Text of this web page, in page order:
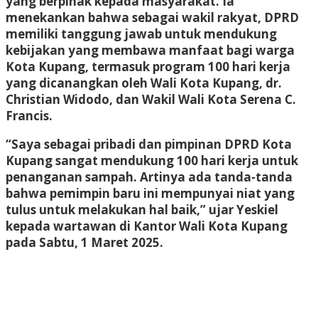
menekankan bahwa sebagai wakil rakyat, DPRD
memiliki tanggung jawab untuk mendukung
kebijakan yang membawa manfaat bagi warga
Kota Kupang, termasuk program 100 hari kerja
yang dicanangkan oleh Wali Kota Kupang, dr.
Christian Widodo, dan Wakil Wali Kota Serena C.
Francis.
“Saya sebagai pribadi dan pimpinan DPRD Kota
Kupang sangat mendukung 100 hari kerja untuk
penanganan sampah. Artinya ada tanda-tanda
bahwa pemimpin baru ini mempunyai niat yang
tulus untuk melakukan hal baik,” ujar Yeskiel
kepada wartawan di Kantor Wali Kota Kupang
pada Sabtu, 1 Maret 2025.